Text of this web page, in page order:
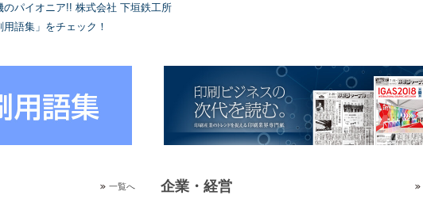
のパイオニア!! 株式会社 下垣鉄工所
語集」をチェック！
一覧へ 企業・経営